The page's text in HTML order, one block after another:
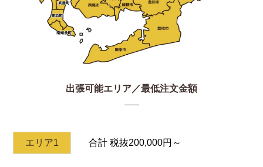
出張可能エリア／最低注文金額
エリア1 合計 税抜200,000円～